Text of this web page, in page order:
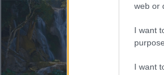
web or
I want
I want